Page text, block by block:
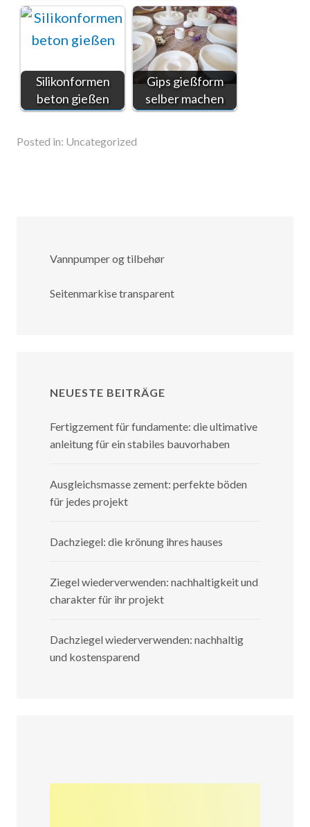
Silikonformen
beton gießen
Gips gießform
selber machen
Posted in: Uncategorized
Vannpumper og tilbehør
Seitenmarkise transparent
NEUESTE BEITRÄGE
Fertigzement für fundamente: die ultimative
anleitung für ein stabiles bauvorhaben
Ausgleichsmasse zement: perfekte böden
für jedes projekt
Dachziegel: die krönung ihres hauses
Ziegel wiederverwenden: nachhaltigkeit und
charakter für ihr projekt
Dachziegel wiederverwenden: nachhaltig
und kostensparend